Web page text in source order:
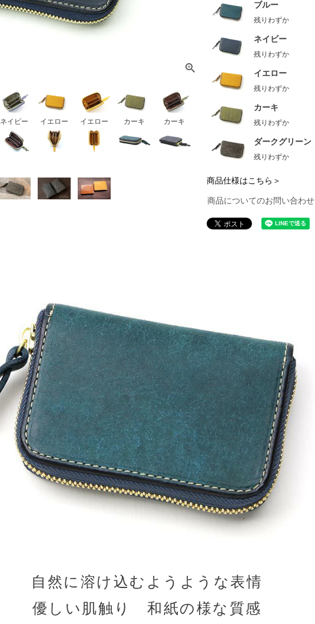
ネイビー イエロー イエロー カーキ カーキ
ブルー
残りわずか
ネイビー
残りわずか
イエロー
残りわずか
カーキ
残りわずか
ダークグリーン
残りわずか
商品仕様はこちら＞
商品についてのお問い合わせ
自然に溶け込むようような表情
優しい肌触り 和紙の様な質感